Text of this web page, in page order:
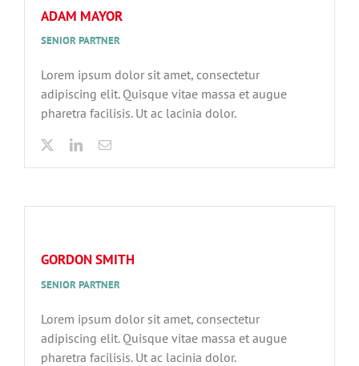
ADAM MAYOR
SENIOR PARTNER
Lorem ipsum dolor sit amet, consectetur
adipiscing elit. Quisque vitae massa et augue
pharetra facilisis. Ut ac lacinia dolor.
GORDON SMITH
SENIOR PARTNER
Lorem ipsum dolor sit amet, consectetur
adipiscing elit. Quisque vitae massa et augue
pharetra facilisis. Ut ac lacinia dolor.